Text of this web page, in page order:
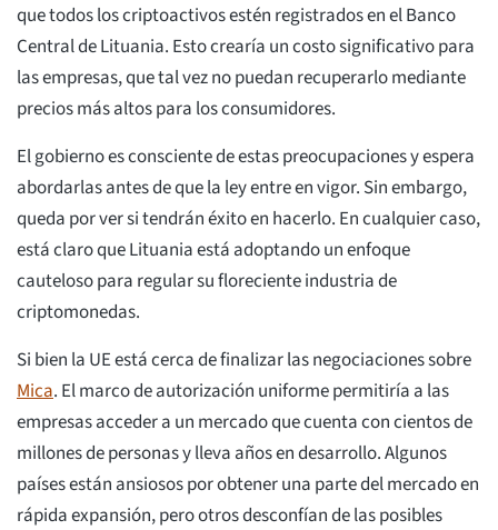
que todos los criptoactivos estén registrados en el Banco
Central de Lituania. Esto crearía un costo significativo para
las empresas, que tal vez no puedan recuperarlo mediante
precios más altos para los consumidores.
El gobierno es consciente de estas preocupaciones y espera
abordarlas antes de que la ley entre en vigor. Sin embargo,
queda por ver si tendrán éxito en hacerlo. En cualquier caso,
está claro que Lituania está adoptando un enfoque
cauteloso para regular su floreciente industria de
criptomonedas.
Si bien la UE está cerca de finalizar las negociaciones sobre
Mica. El marco de autorización uniforme permitiría a las
empresas acceder a un mercado que cuenta con cientos de
millones de personas y lleva años en desarrollo. Algunos
países están ansiosos por obtener una parte del mercado en
rápida expansión, pero otros desconfían de las posibles